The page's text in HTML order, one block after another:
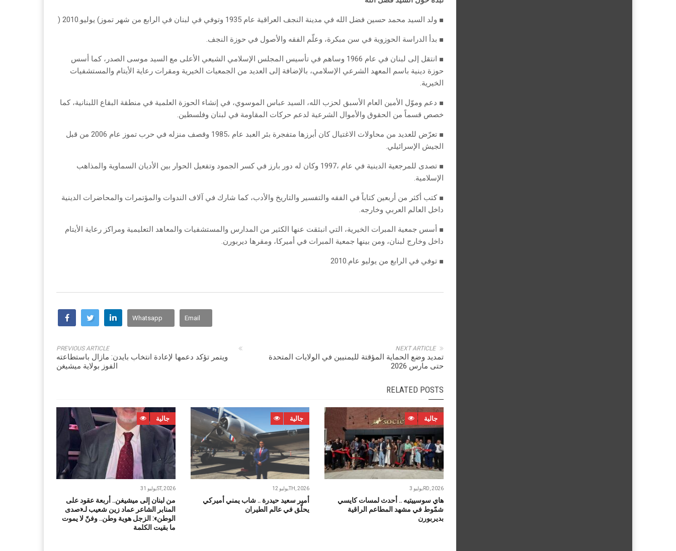
■ ولد‭ ‬السيد‭ ‬محمد‭ ‬حسين‭ ‬فضل‭ ‬الله‭ ‬في‭ ‬مدينة‭ ‬النجف‭ ‬العراقية‭ ‬عام‭ ‬1935‭ ‬وتوفي‭ ‬في‭ ‬لبنان‭ ‬في‭ ‬الرابع‭ ‬من‭ ‬شهر‭ ‬تموز‭ (‬يوليو‭) ‬2010‭.‬
■
■
‬الخيرية‭.‬
■
‬خصص‭ ‬قسماً‭ ‬من‭ ‬الحقوق‭ ‬والأموال‭ ‬الشرعية‭ ‬لدعم‭ ‬حركات‭ ‬المقاومة‭ ‬في‭ ‬لبنان‭ ‬وفلسطين‭.‬
■
‬الجيش‭ ‬الإسرائيلي‭.‬
■
‬الإسلامية‭.‬
■
‬داخل‭ ‬العالم‭ ‬العربي‭ ‬وخارجه‭.‬
■
‬داخل‭ ‬وخارج‭ ‬لبنان،‭ ‬ومن‭ ‬بينها‭ ‬جمعية‭ ‬المبرات‭ ‬في‭ ‬أميركا،‭ ‬ومقرها‭ ‬ديربورن‭.‬
■
Whatsapp Email
NEXT ARTICLE
تمديد وضع الحماية المؤقتة لليمنيين في الولايات المتحدة
حتى مارس 2026
PREVIOUS ARTICLE
ويتمر تؤكد دعمها لإعادة انتخاب بايدن: مازال باستطاعته
الفوز بولاية ميشيغن
RELATED POSTS
جالية
يوليو 31ST, 2026
من لبنان إلى ميشيغن.. أربعة عقود على
المنابر الشاعر عماد زين شعيب لـ«صدى
الوطن»: الزجل هوية وطن.. وفنّ لا يموت
ما بقيت الكلمة
جالية
يوليو 12TH, 2026
أمير سعيد حيدرة .. شاب يمني أميركي
يحلّق في عالم الطيران
جالية
يوليو 3RD, 2026
هاي سوسييتيه .. أحدث لمسات كايسي
شمّوط في مشهد المطاعم الراقية
بديربورن